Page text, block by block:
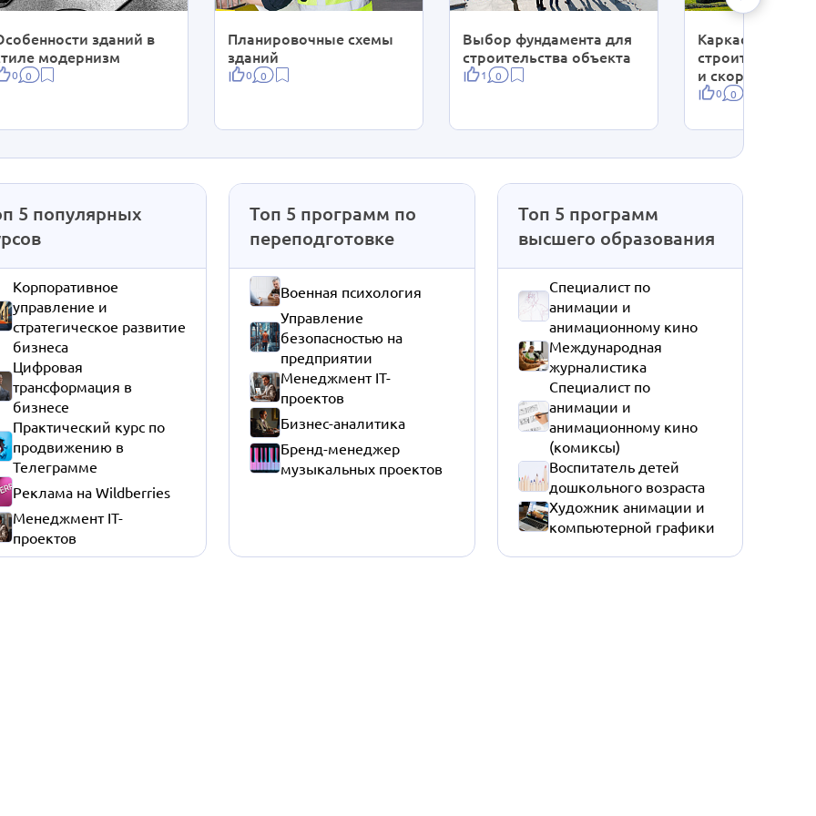
зданий в
модернизм
0 0
Планировочные схемы
зданий
0 0
Выбор фундамента для
строительства объекта
1 0
Каркасное
строительство:
и скорость
0 0
5 популярных
Корпоративное
управление и
стратегическое развитие
бизнеса
Цифровая
трансформация в
бизнесе
Практический курс по
продвижению в
Телеграмме
Реклама на Wildberries
Менеджмент IT-
проектов
Топ 5 программ по
переподготовке
Военная психология
Управление
безопасностью на
предприятии
Менеджмент IT-
проектов
Бизнес-аналитика
Бренд-менеджер
музыкальных проектов
Топ 5 программ
высшего образования
Специалист по
анимации и
анимационному кино
Международная
журналистика
Специалист по
анимации и
анимационному кино
(комиксы)
Воспитатель детей
дошкольного возраста
Художник анимации и
компьютерной графики